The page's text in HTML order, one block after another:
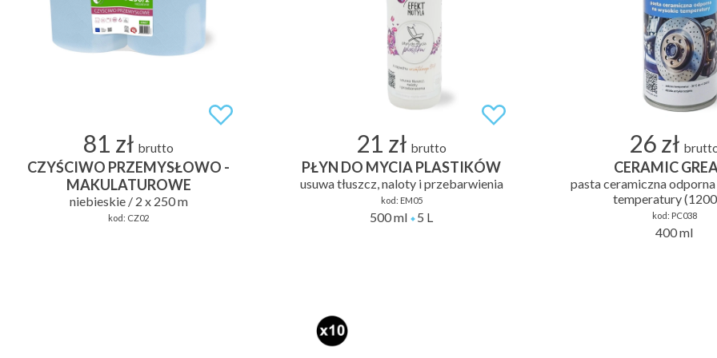
81 zł brutto
CZYŚCIWO PRZEMYSŁOWO -
MAKULATUROWE
niebieskie / 2 x 250 m
kod: CZ02
21 zł brutto
PŁYN DO MYCIA PLASTIKÓW
usuwa tłuszcz, naloty i przebarwienia
kod: EM05
500 ml 5 L
26 zł
CERAMIC
pasta ceramiczna
temperatury
kod: PC038
400 ml